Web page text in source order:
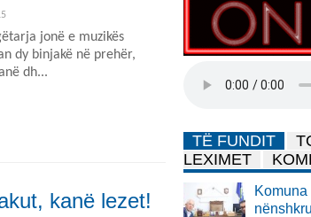
jonë e muzikës
dy binjakë në prehër,
dh...
kanë lezet!
TË FUNDIT
LEXIMET